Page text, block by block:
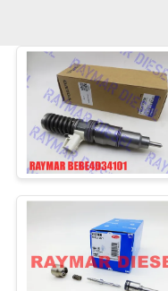
সাইট
ম্যাপ
PRIVACY
POLICY